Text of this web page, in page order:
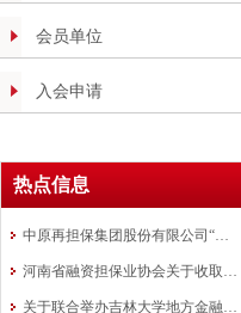
会员单位
入会申请
热点信息
中原再担保集团股份有限公司“银担共审”批量业务模式在全国推广
河南省融资担保业协会关于收取会费的通知
关于联合举办吉林大学地方金融组织 高质量发展研修班的通知